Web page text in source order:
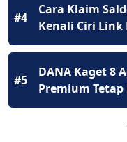
#4
Cara Klaim
Kenali Ciri Link
#5
DANA Kaget 8
Premium